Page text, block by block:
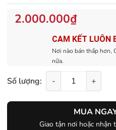
2.000.000₫
CAM KẾT LUÔN
Nơi nào bán thấp hơn,
nữa.
Số lượng: - +
MUA
Giao tận nơi hoặc nhận